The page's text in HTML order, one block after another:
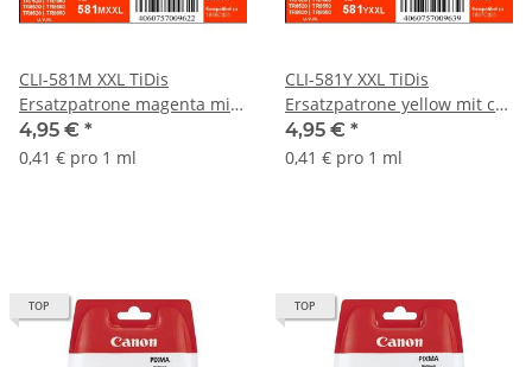
CLI-581M XXL TiDis
Ersatzpatrone magenta mit
ca. 12ml Inhalt - ersetzt
1996C001
4,95 € *
0,41 € pro 1 ml
CLI-581Y XXL TiDis
Ersatzpatrone yellow mit ca.
12ml Inhalt - ersetzt
1997C001
4,95 € *
0,41 € pro 1 ml
TOP TOP